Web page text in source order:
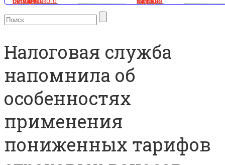
Налоговая служба
напомнила об
особенностях
применения
пониженных тарифов